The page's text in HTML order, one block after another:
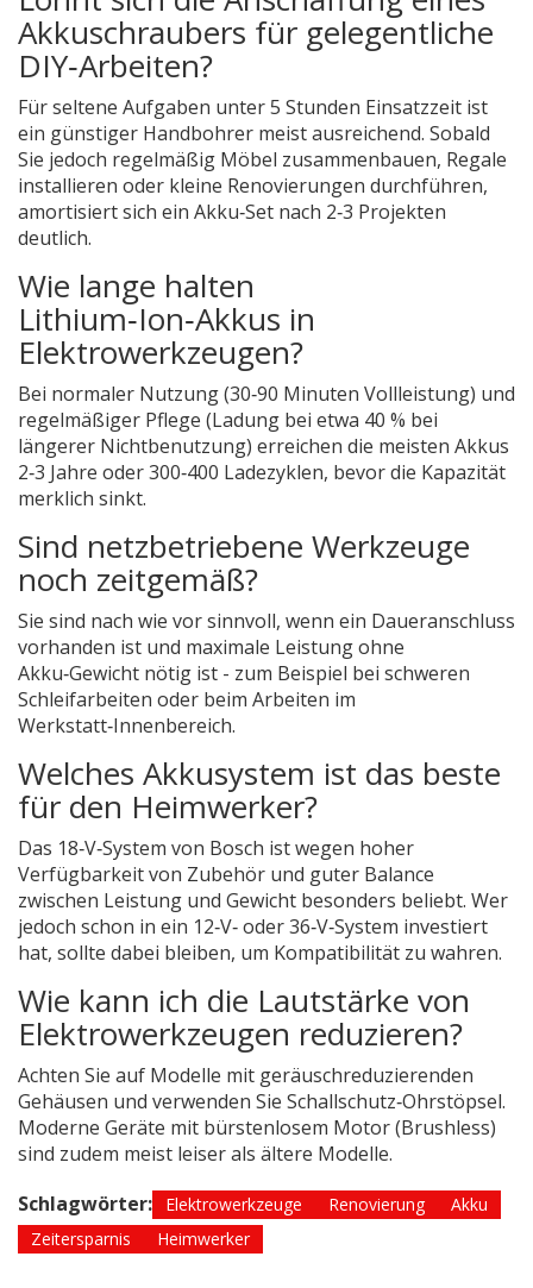
Akkuschraubers für gelegentliche
DIY‑Arbeiten?
Für seltene Aufgaben unter 5 Stunden Einsatzzeit ist
ein günstiger Handbohrer meist ausreichend. Sobald
Sie jedoch regelmäßig Möbel zusammenbauen, Regale
installieren oder kleine Renovierungen durchführen,
amortisiert sich ein Akku‑Set nach 2‑3 Projekten
deutlich.
Wie lange halten
Lithium‑Ion‑Akkus in
Elektrowerkzeugen?
Bei normaler Nutzung (30‑90 Minuten Vollleistung) und
regelmäßiger Pflege (Ladung bei etwa 40 % bei
längerer Nichtbenutzung) erreichen die meisten Akkus
2‑3 Jahre oder 300‑400 Ladezyklen, bevor die Kapazität
merklich sinkt.
Sind netzbetriebene Werkzeuge
noch zeitgemäß?
Sie sind nach wie vor sinnvoll, wenn ein Daueranschluss
vorhanden ist und maximale Leistung ohne
Akku‑Gewicht nötig ist - zum Beispiel bei schweren
Schleifarbeiten oder beim Arbeiten im
Werkstatt‑Innenbereich.
Welches Akkusystem ist das beste
für den Heimwerker?
Das 18‑V‑System von Bosch ist wegen hoher
Verfügbarkeit von Zubehör und guter Balance
zwischen Leistung und Gewicht besonders beliebt. Wer
jedoch schon in ein 12‑V‑ oder 36‑V‑System investiert
hat, sollte dabei bleiben, um Kompatibilität zu wahren.
Wie kann ich die Lautstärke von
Elektrowerkzeugen reduzieren?
Achten Sie auf Modelle mit geräuschreduzierenden
Gehäusen und verwenden Sie Schallschutz‑Ohrstöpsel.
Moderne Geräte mit bürstenlosem Motor (Brushless)
sind zudem meist leiser als ältere Modelle.
Schlagwörter:
Elektrowerkzeuge Renovierung
Akku
Zeitersparnis
Heimwerker